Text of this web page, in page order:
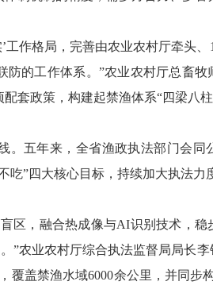
工作格局，完善由农业农村厅牵头、
防的工作体系。”农业农村厅总畜牧
套政策，构建起禁渔体系“四梁八柱
。五年来，全省渔政执法部门会同
吃”四大核心目标，持续加大执法力
区，融合热成像与AI识别技术，稳
”农业农村厅综合执法监督局局长
覆盖禁渔水域6000余公里，并同步